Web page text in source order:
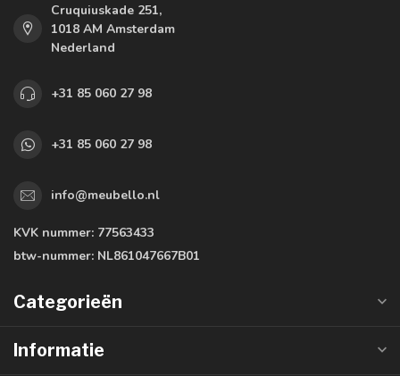
Cruquiuskade 251,
1018 AM Amsterdam
Nederland
+31 85 060 27 98
+31 85 060 27 98
info@meubello.nl
KVK nummer: 77563433
btw-nummer: NL861047667B01
Categorieën
Informatie